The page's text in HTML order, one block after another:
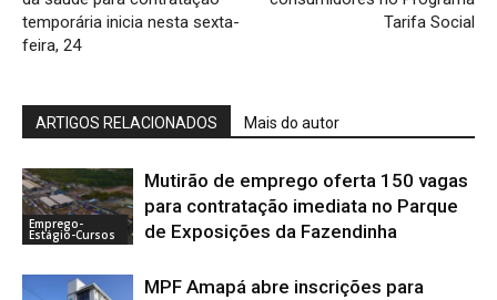
temporária inicia nesta sexta-
feira, 24
Tarifa Social
ARTIGOS RELACIONADOS Mais do autor
Emprego-
Estágio-Cursos
Mutirão de emprego oferta 150 vagas
para contratação imediata no Parque
de Exposições da Fazendinha
MPF Amapá abre inscrições para